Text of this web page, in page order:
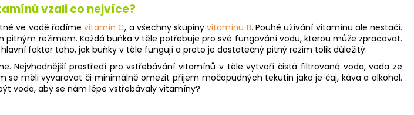
vzali co nejvíce?
ve vodě řadímevitamín C, a všechny skupinyvitamínu B. Pouhé užívání vitamínu ale nestačí.
režimem. Každá buňka v těle potřebuje pro své fungování vodu, kterou může zpracovat.
faktor toho, jak buňky v těle fungují a proto je dostatečný pitný režim tolik důležitý.
Nejvhodnější prostředí pro vstřebávání vitamínů v těle vytvoří čistá filtrovaná voda, voda ze
měli vyvarovat či minimálně omezit příjem močopudných tekutin jako je čaj, káva a alkohol.
voda, aby se nám lépe vstřebávaly vitamíny?